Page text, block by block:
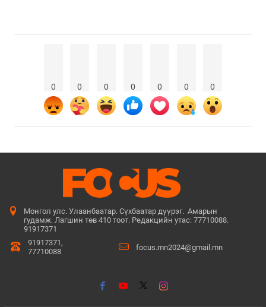
0 0 0 0 0 0 0
Монгол улс. Улаанбаатар. Сүхбаатар дүүрэг. Амарын
гудамж. Лагшин төв 410 тоот. Редакцийн утас: 77710088.
91917371
91917371,
77710088
focus.mn2024@gmail.mn